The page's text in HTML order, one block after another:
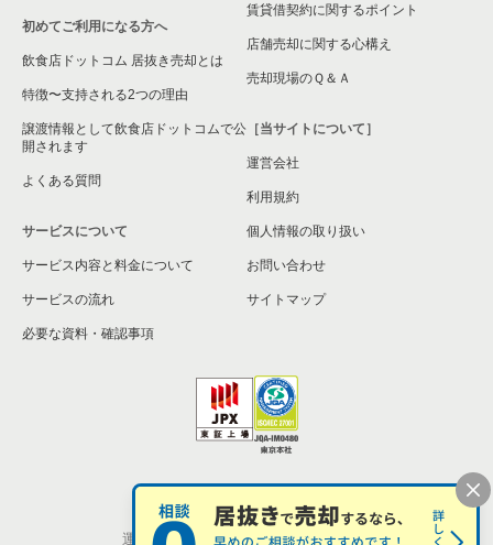
横浜市港南区の飲食店の居抜き売却物件の案件一覧
横須賀市の飲食店の居抜き売却物件の案件一覧
三浦市の飲食店の居抜き売却物件の案件一覧
藤沢市の飲食店の居抜き売却物件の案件一覧
横浜市栄区の飲食店の居抜き売却物件の案件一覧
横浜市瀬谷区の飲食店の居抜き売却物件の案件一覧
座間市の飲食店の居抜き売却物件の案件一覧
横浜市戸塚区の飲食店の居抜き売却物件の案件一覧
初めてご利用になる方へ
飲食店ドットコム 居抜き売却とは
特徴〜支持される2つの理由
譲渡情報として飲食店ドットコムで公
開されます
よくある質問
サービスについて
サービス内容と料金について
サービスの流れ
必要な資料・確認事項
賃貸借契約に関するポイント
店舗売却に関する心構え
売却現場のＱ＆Ａ
［当サイトについて］
運営会社
利用規約
個人情報の取り扱い
お問い合わせ
サイトマップ
個人情報の取扱い
運営会社 株式会社シンクロ・フード